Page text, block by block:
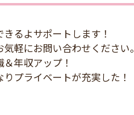
るよサポートします！
軽にお問い合わせください。
年収アップ！
プライベートが充実した！